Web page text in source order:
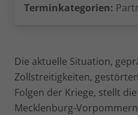
Terminkategorien:
Die aktuelle Situation,
Zollstreitigkeiten,
Folgen der Kriege, stellt
Mecklenburg-